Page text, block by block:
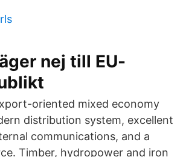
nej till EU-
oriented mixed economy
distribution system, excellent
communications, and a
Timber, hydropower and iron